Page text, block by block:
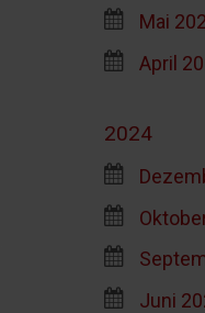
Mai
April
2024
Juni